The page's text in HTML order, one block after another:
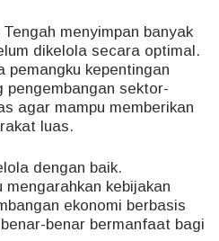
menyimpan banyak
dikelola secara optimal.
pemangku kepentingan
pengembangan sektor-
agar mampu memberikan
luas.
dengan baik.
kebijakan
ekonomi berbasis
benar bermanfaat bagi